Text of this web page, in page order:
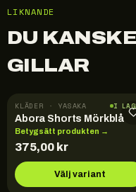
LIKNANDE
DU
GILLAR
KLÄDER · YASAKA I
Abora Shorts Mörkblå
Betygsätt produkten →
375,00 kr
Välj variant